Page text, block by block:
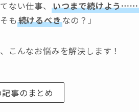
ない仕事、 いつまで続けよう……
も続けるべきなの？」
こんなお悩みを解決します！
記事のまとめ